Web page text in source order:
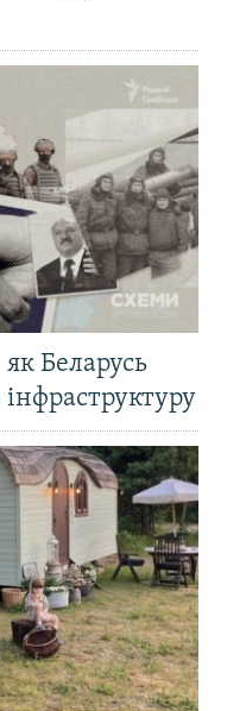
Беларусь